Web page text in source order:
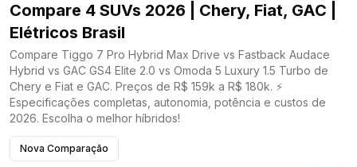
Compare 4 SUVs 2026 | Chery, Fiat, GAC |
Elétricos Brasil
Compare Tiggo 7 Pro Hybrid Max Drive vs Fastback Audace
Hybrid vs GAC GS4 Elite 2.0 vs Omoda 5 Luxury 1.5 Turbo de
Chery e Fiat e GAC. Preços de R$ 159k a R$ 180k. ⚡
Especificações completas, autonomia, potência e custos de
2026. Escolha o melhor híbridos!
Nova Comparação